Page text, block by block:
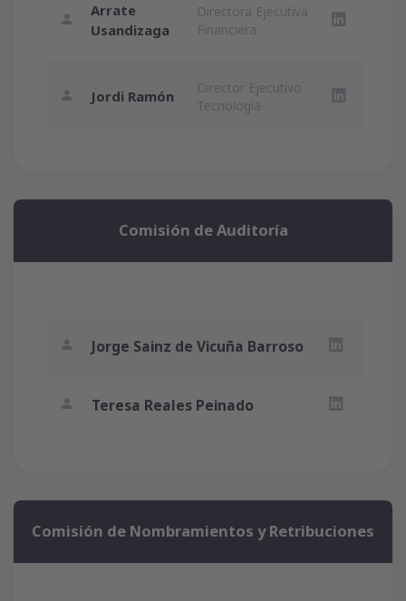
Arrate
Usandizaga
Directora Ejecutiva
Financiera
Jordi Ramón
Director Ejecutivo
Tecnología
Comisión de Auditoría
Jorge Sainz de Vicuña Barroso
Teresa Reales Peinado
Comisión de Nombramientos y Retribuciones